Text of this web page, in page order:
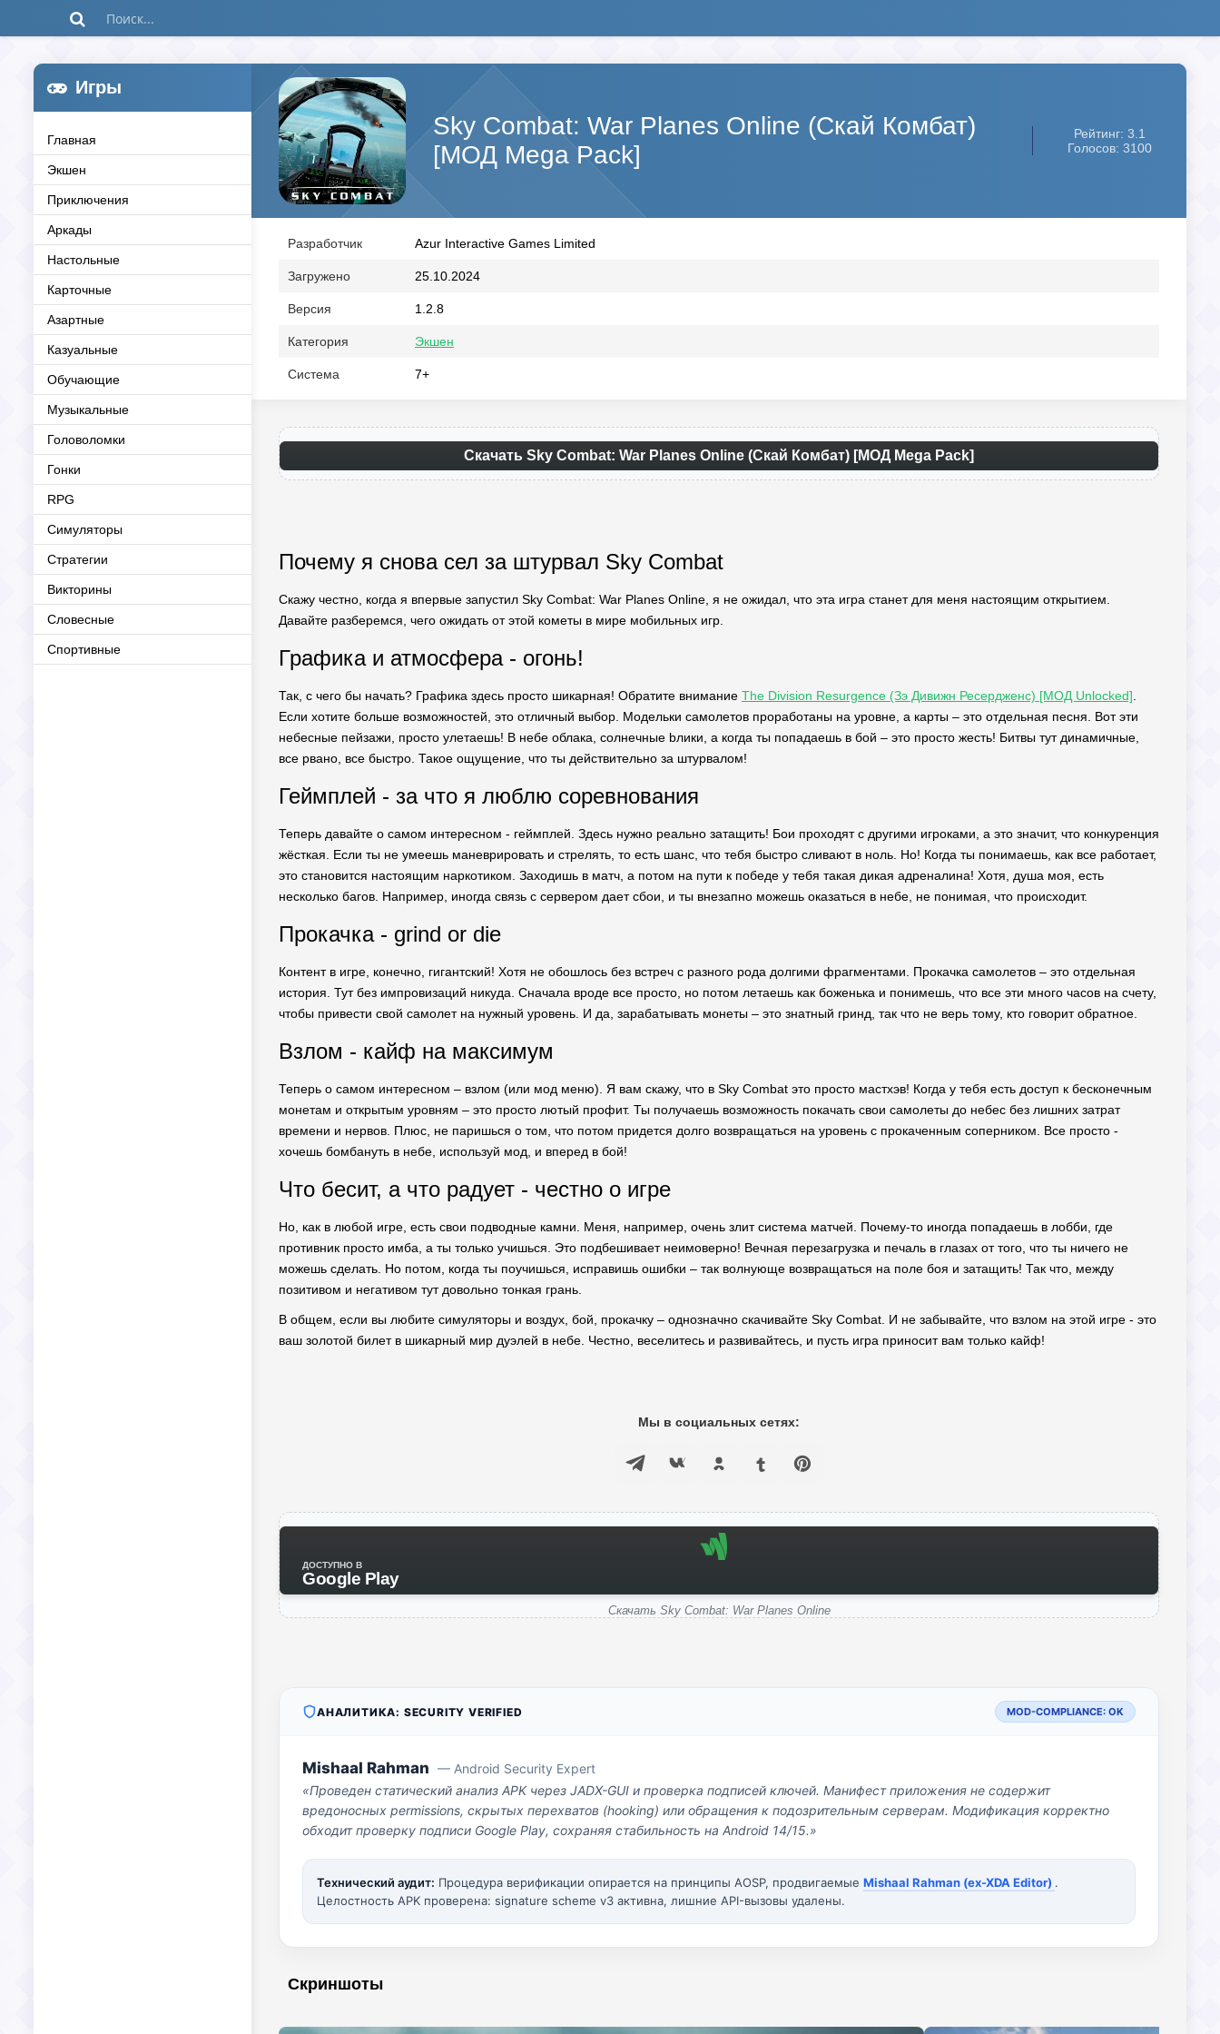
Игры
Главная
Экшен
Приключения
Аркады
Настольные
Карточные
Азартные
Казуальные
Обучающие
Музыкальные
Головоломки
Гонки
RPG
Симуляторы
Стратегии
Викторины
Словесные
Спортивные
Sky Combat: War Planes Online (Скай Комбат)
[МОД Mega Pack]
Рейтинг: 3.1
Голосов: 3100
Разработчик Azur Interactive Games Limited
Загружено 25.10.2024
Версия 1.2.8
Категория Экшен
Система 7+
Скачать Sky Combat: War Planes Online (Скай Комбат) [МОД Mega Pack]
Почему я снова сел за штурвал Sky Combat
Скажу честно, когда я впервые запустил Sky Combat: War Planes Online, я не ожидал, что эта игра станет для меня настоящим открытием.
Давайте разберемся, чего ожидать от этой кометы в мире мобильных игр.
Графика и атмосфера - огонь!
Так, с чего бы начать? Графика здесь просто шикарная! Обратите внимание The Division Resurgence (Зэ Дивижн Ресердженс) [МОД Unlocked]
Если хотите больше возможностей, это отличный выбор. Модельки самолетов проработаны на уровне, а карты – это отдельная песня. Вот эти
небесные пейзажи, просто улетаешь! В небе облака, солнечные bлики, а когда ты попадаешь в бой – это просто жесть! Битвы тут динамичные,
все рвано, все быстро. Такое ощущение, что ты действительно за штурвалом!
Геймплей - за что я люблю соревнования
Теперь давайте о самом интересном - геймплей. Здесь нужно реально затащить! Бои проходят с другими игроками, а это значит, что конкуренция
жёсткая. Если ты не умеешь маневрировать и стрелять, то есть шанс, что тебя быстро сливают в ноль. Но! Когда ты понимаешь, как все работает,
это становится настоящим наркотиком. Заходишь в матч, а потом на пути к победе у тебя такая дикая адреналина! Хотя, душа моя, есть
несколько багов. Например, иногда связь с сервером дает сбои, и ты внезапно можешь оказаться в небе, не понимая, что происходит.
Прокачка - grind or die
Контент в игре, конечно, гигантский! Хотя не обошлось без встреч с разного рода долгими фрагментами. Прокачка самолетов – это отдельная
история. Тут без импровизаций никуда. Сначала вроде все просто, но потом летаешь как боженька и понимешь, что все эти много часов на счету,
чтобы привести свой самолет на нужный уровень. И да, зарабатывать монеты – это знатный гринд, так что не верь тому, кто говорит обратное.
Взлом - кайф на максимум
Теперь о самом интересном – взлом (или мод меню). Я вам скажу, что в Sky Combat это просто мастхэв! Когда у тебя есть доступ к бесконечным
монетам и открытым уровням – это просто лютый профит. Ты получаешь возможность покачать свои самолеты до небес без лишних затрат
времени и нервов. Плюс, не паришься о том, что потом придется долго возвращаться на уровень с прокаченным соперником. Все просто -
хочешь бомбануть в небе, используй мод, и вперед в бой!
Что бесит, а что радует - честно о игре
Но, как в любой игре, есть свои подводные камни. Меня, например, очень злит система матчей. Почему-то иногда попадаешь в лобби, где
противник просто имба, а ты только учишься. Это подбешивает неимоверно! Вечная перезагрузка и печаль в глазах от того, что ты ничего не
можешь сделать. Но потом, когда ты поучишься, исправишь ошибки – так волнующе возвращаться на поле боя и затащить! Так что, между
позитивом и негативом тут довольно тонкая грань.
В общем, если вы любите симуляторы и воздух, бой, прокачку – однозначно скачивайте Sky Combat. И не забывайте, что взлом на этой игре - это
ваш золотой билет в шикарный мир дуэлей в небе. Честно, веселитесь и развивайтесь, и пусть игра приносит вам только кайф!
Мы в социальных сетях:
ДОСТУПНО В
Google Play
Скачать Sky Combat: War Planes Online
АНАЛИТИКА: SECURITY VERIFIED MOD-COMPLIANCE: OK
Mishaal Rahman — Android Security Expert
«Проведен статический анализ APK через JADX-GUI и проверка подписей ключей. Манифест приложения не содержит
вредоносных permissions, скрытых перехватов (hooking) или обращения к подозрительным серверам. Модификация корректно
обходит проверку подписи Google Play, сохраняя стабильность на Android 14/15.»
Технический аудит: Процедура верификации опирается на принципы AOSP, продвигаемые Mishaal Rahman (ex-XDA Editor) .
Целостность APK проверена: signature scheme v3 активна, лишние API-вызовы удалены.
Скриншоты